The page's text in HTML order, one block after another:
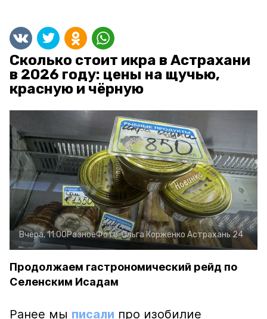
Сколько стоит икра в Астрахани
в 2026 году: цены на щучью,
красную и чёрную
Вчера, 11:00РазноеФото:Ольга Корженко Астрахань 24
Продолжаем гастрономический рейд по
Селенским Исадам
Ранее мы писали про изобилие